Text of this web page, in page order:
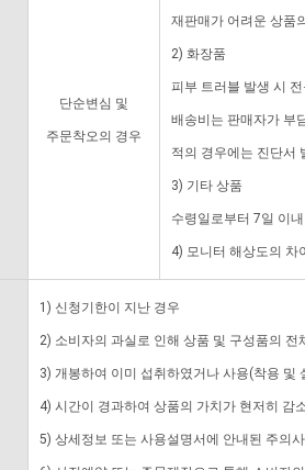
단순변심 및
주문착오의 경우
재판매가 어려운 상품
2) 화장품
피부 트러블 발생 시
배송비는 판매자가 부
적의 경우에는 진단서
3) 기타 상품
수령일로부터 7일 이
4) 모니터 해상도의 차
1) 신청기한이 지난 경우
2) 소비자의 과실로 인해 상품 및 구성품의
3) 개봉하여 이미 섭취하였거나 사용(착용 및
4) 시간이 경과하여 상품의 가치가 현저히 감
5) 상세정보 또는 사용설명서에 안내된 주의